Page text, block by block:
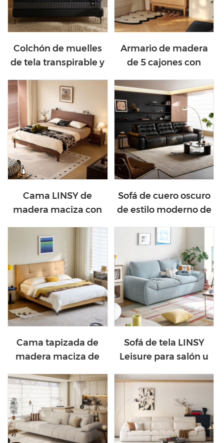
Colchón de muelles
de tela transpirable y
Armario de madera
de 5 cajones con
VM1E-A
Cama LINSY de
madera maciza con
integrada LH586A7-A
Sofá de cuero oscuro
de estilo moderno de
PS551-A
Cama tapizada de
madera maciza de
apta para mascotas
BC551-A
Sofá de tela LINSY
Leisure para salón u